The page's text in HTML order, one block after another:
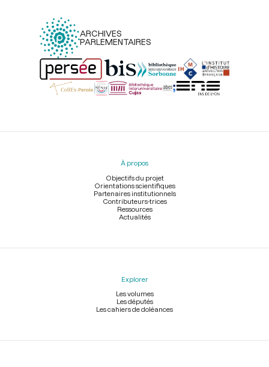
ARCHIVES
PARLEMENTAIRES
Menu
À propos
Objectifs du projet
Orientations scientifiques
Partenaires institutionnels
Contributeurs-trices
Ressources
Actualités
Explorer
Les volumes
Les députés
Les cahiers de doléances